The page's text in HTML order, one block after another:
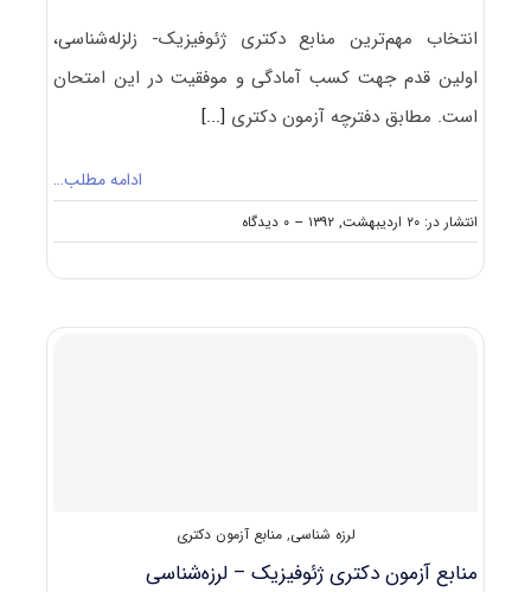
انتخاب مهم‌ترین منابع دکتری ژئوفیزیک- زلزله‌شناسی،
اولین قدم جهت کسب آمادگی و موفقیت در این امتحان
است. مطابق دفترچه آزمون دکتری [...]
ادامه مطلب…
انتشار در: ۲۰ اردیبهشت, ۱۳۹۲ -- ۰ دیدگاه
on
منابع
–
لرزه شناسی,منابع آزمون دکتری
منابع آزمون دکتری ژئوفیزیک – لرزه‌شناسی